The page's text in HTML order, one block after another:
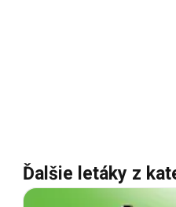
Ďalšie letáky z